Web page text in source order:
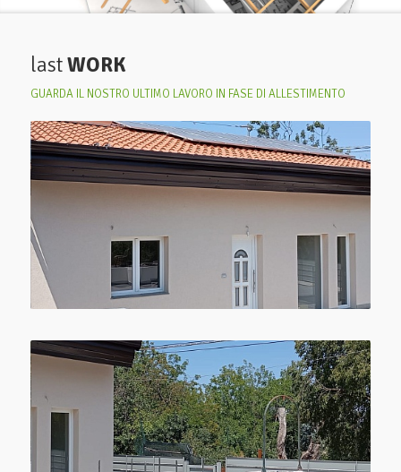
lastWORK
GUARDA IL NOSTRO ULTIMO LAVORO IN FASE DI ALLESTIMENTO